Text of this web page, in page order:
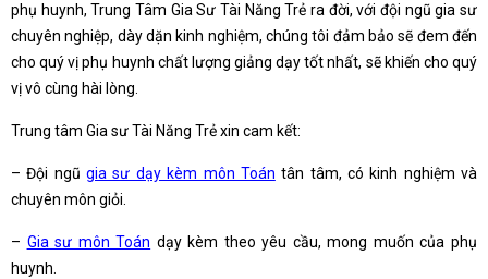
phụ huynh, Trung Tâm Gia Sư Tài Năng Trẻ ra đời, với đội ngũ gia sư
chuyên nghiệp, dày dặn kinh nghiệm, chúng tôi đảm bảo sẽ đem đến
cho quý vị phụ huynh chất lượng giảng dạy tốt nhất, sẽ khiến cho quý
vị vô cùng hài lòng.
Trung tâm Gia sư Tài Năng Trẻ xin cam kết:
– Đội ngũgia sư dạy kèm môn Toán tân tâm, có kinh nghiệm và
chuyên môn giỏi.
– Gia sư môn Toán dạy kèm theo yêu cầu, mong muốn của phụ
huynh.